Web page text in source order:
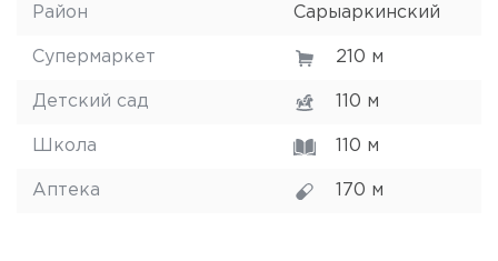
Район Сарыаркинский
Супермаркет 210 м
Детский сад 110 м
Школа 110 м
Аптека 170 м